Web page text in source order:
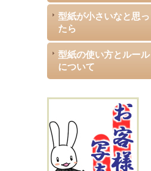
型紙が小さいなと思っ
たら
型紙の使い方とルール
について